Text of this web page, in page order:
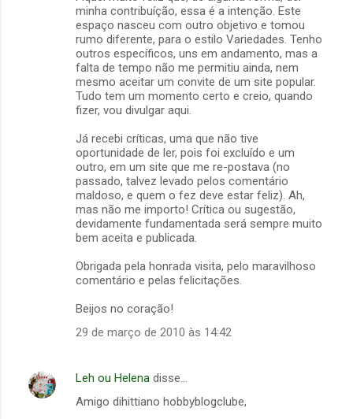
minha contribuíção, essa é a intenção. Este
espaço nasceu com outro objetivo e tomou
rumo diferente, para o estilo Variedades. Tenho
outros específicos, uns em andamento, mas a
falta de tempo não me permitiu ainda, nem
mesmo aceitar um convite de um site popular.
Tudo tem um momento certo e creio, quando
fizer, vou divulgar aqui.
Já recebi críticas, uma que não tive
oportunidade de ler, pois foi excluído e um
outro, em um site que me re-postava (no
passado, talvez levado pelos comentário
maldoso, e quem o fez deve estar feliz). Ah,
mas não me importo! Crítica ou sugestão,
devidamente fundamentada será sempre muito
bem aceita e publicada.
Obrigada pela honrada visita, pelo maravilhoso
comentário e pelas felicitações.
Beijos no coração!
29 de março de 2010 às 14:42
Leh ou Helena disse…
Amigo dihittiano hobbyblogclube,